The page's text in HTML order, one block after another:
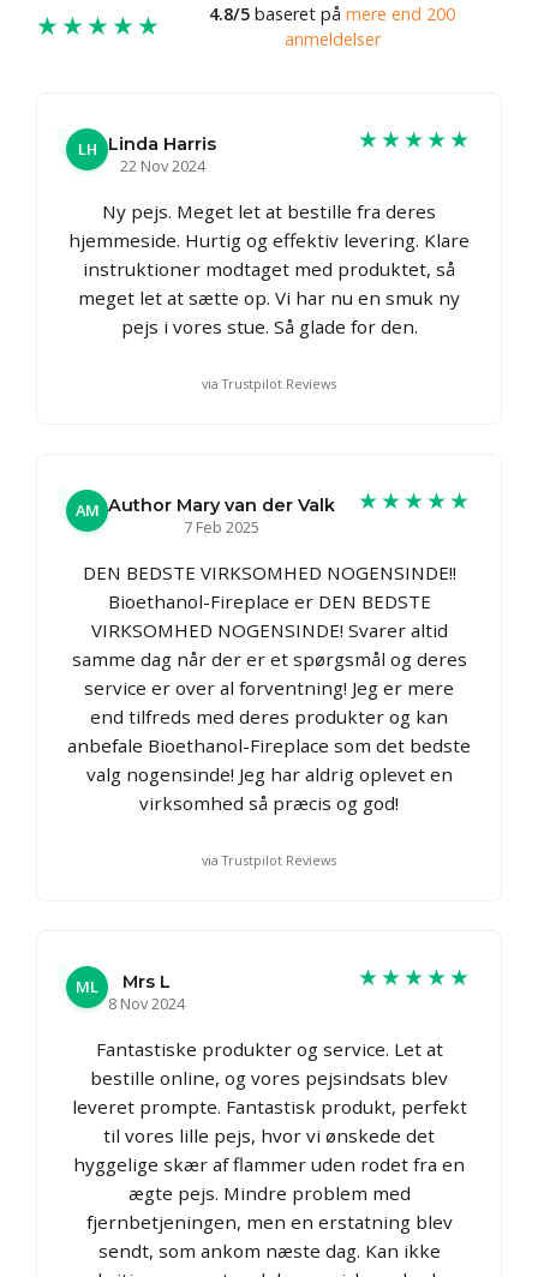
★★★★★ 4.8/5 baseret på mere end 200
anmeldelser
LH
Linda Harris
22 Nov 2024
★★★★★
Ny pejs. Meget let at bestille fra deres
hjemmeside. Hurtig og effektiv levering. Klare
instruktioner modtaget med produktet, så
meget let at sætte op. Vi har nu en smuk ny
pejs i vores stue. Så glade for den.
via Trustpilot Reviews
AM Author Mary van der Valk
7 Feb 2025
★★★★★
DEN BEDSTE VIRKSOMHED NOGENSINDE!!
Bioethanol-Fireplace er DEN BEDSTE
VIRKSOMHED NOGENSINDE! Svarer altid
samme dag når der er et spørgsmål og deres
service er over al forventning! Jeg er mere
end tilfreds med deres produkter og kan
anbefale Bioethanol-Fireplace som det bedste
valg nogensinde! Jeg har aldrig oplevet en
virksomhed så præcis og god!
via Trustpilot Reviews
ML
Mrs L
8 Nov 2024
★★★★★
Fantastiske produkter og service. Let at
bestille online, og vores pejsindsats blev
leveret prompte. Fantastisk produkt, perfekt
til vores lille pejs, hvor vi ønskede det
hyggelige skær af flammer uden rodet fra en
ægte pejs. Mindre problem med
fjernbetjeningen, men en erstatning blev
sendt, som ankom næste dag. Kan ikke